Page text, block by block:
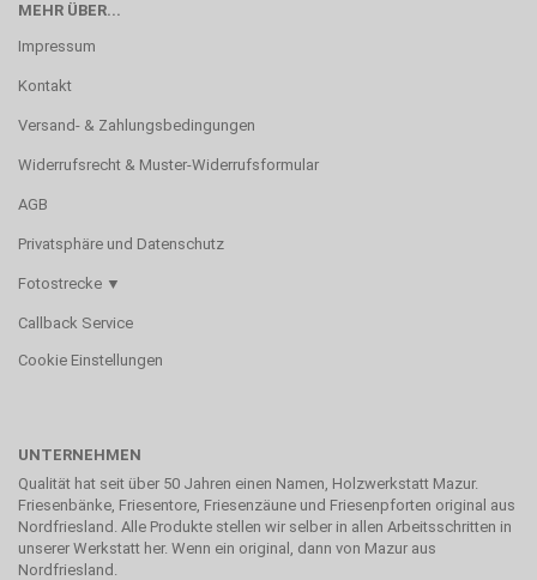
MEHR ÜBER...
Impressum
Kontakt
Versand- & Zahlungsbedingungen
Widerrufsrecht & Muster-Widerrufsformular
AGB
Privatsphäre und Datenschutz
Fotostrecke ▼
Callback Service
Cookie Einstellungen
UNTERNEHMEN
Qualität hat seit über 50 Jahren einen Namen, Holzwerkstatt Mazur.
Friesenbänke, Friesentore, Friesenzäune und Friesenpforten original aus
Nordfriesland. Alle Produkte stellen wir selber in allen Arbeitsschritten in
unserer Werkstatt her. Wenn ein original, dann von Mazur aus
Nordfriesland.